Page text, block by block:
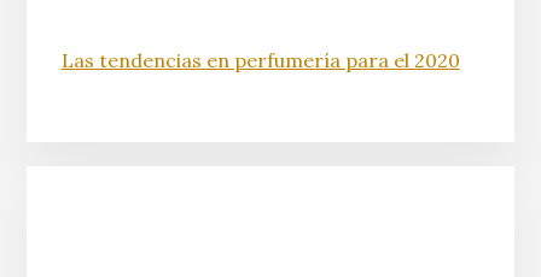
Las tendencias en perfumería para el 2020